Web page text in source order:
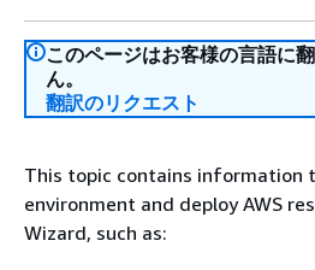
このページはお客様の言語に
ん。
翻訳のリクエスト
This topic contains information
environment and deploy AWS
Wizard, such as: